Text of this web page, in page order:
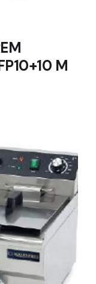
M